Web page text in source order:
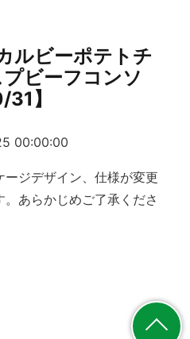
ルビーポテトチ
ビーフコンソ
】
00:00:00
ジデザイン、仕様が変更
あらかじめご了承くださ